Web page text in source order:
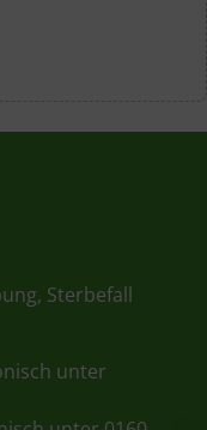
Sterbefall
unter